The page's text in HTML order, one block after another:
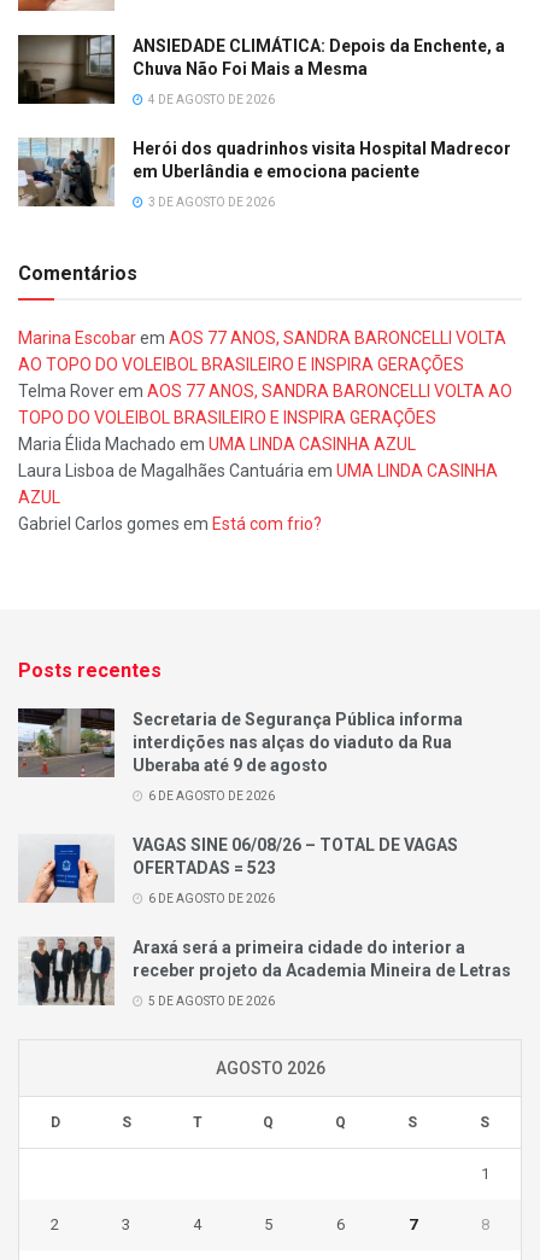
ANSIEDADE CLIMÁTICA: Depois da Enchente, a
Chuva Não Foi Mais a Mesma
4 DE AGOSTO DE 2026
Herói dos quadrinhos visita Hospital Madrecor
em Uberlândia e emociona paciente
3 DE AGOSTO DE 2026
Comentários
Marina Escobarem AOS 77 ANOS, SANDRA BARONCELLI VOLTA
AO TOPO DO VOLEIBOL BRASILEIRO E INSPIRA GERAÇÕES
Telma Roverem AOS 77 ANOS, SANDRA BARONCELLI VOLTA AO
TOPO DO VOLEIBOL BRASILEIRO E INSPIRA GERAÇÕES
Maria Élida Machado em UMA LINDA CASINHA AZUL
Laura Lisboa de Magalhães Cantuária em UMA LINDA CASINHA
AZUL
Gabriel Carlos gomes em Está com frio?
Posts recentes
Secretaria de Segurança Pública informa
interdições nas alças do viaduto da Rua
Uberaba até 9 de agosto
6 DE AGOSTO DE 2026
VAGAS SINE 06/08/26 – TOTAL DE VAGAS
OFERTADAS = 523
6 DE AGOSTO DE 2026
Araxá será a primeira cidade do interior a
receber projeto da Academia Mineira de Letras
5 DE AGOSTO DE 2026
AGOSTO 2026
D S T Q Q S S
1
2 3 4 5 6 7 8